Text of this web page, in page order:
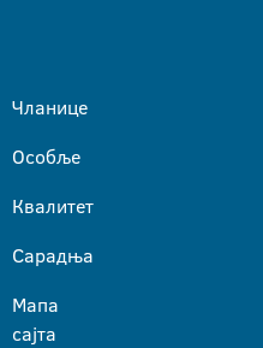
Чланице
Особље
Квалитет
Сарадња
Мапа
сајта